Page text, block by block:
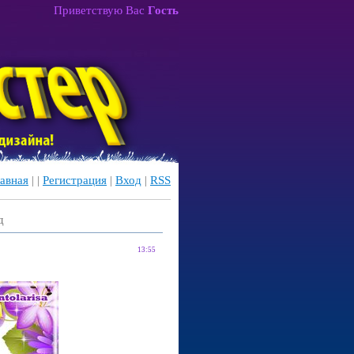
Приветствую Вас Гость
| | Регистрация | Вход | RSS
13:55